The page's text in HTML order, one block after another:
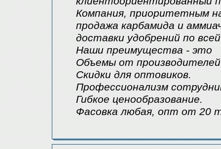
Компания, приоритетным
продажа карбамида и
доставки удобрений по
Наши преимущества - это
Объемы от производителей
Скидки для оптовиков.
Профессионализм
Гибкое ценообразование.
Фасовка любая, опт от 20